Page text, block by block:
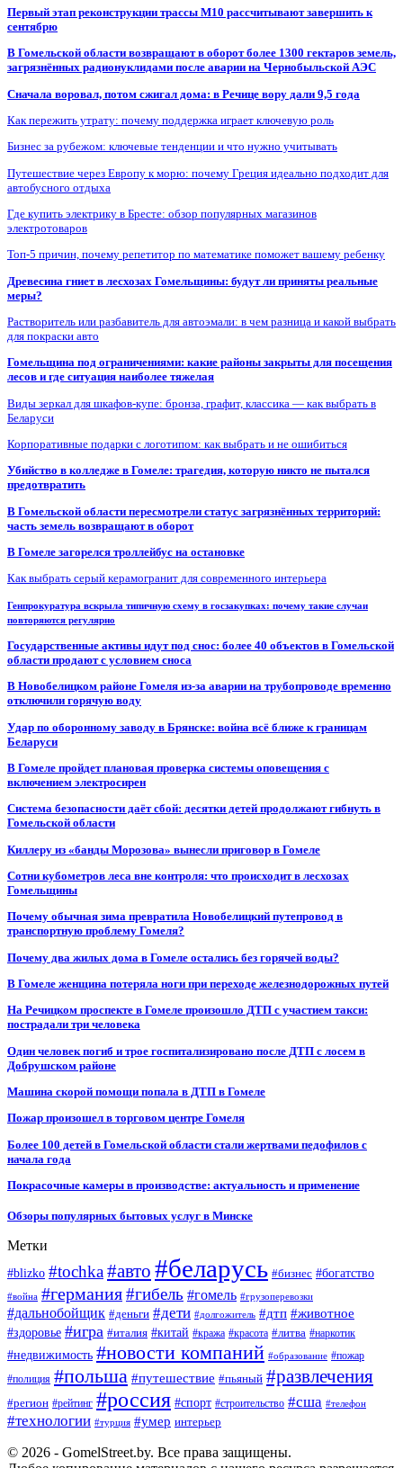
Первый этап реконструкции трассы М10 рассчитывают завершить к
сентябрю
В Гомельской области возвращают в оборот более 1300 гектаров земель,
загрязнённых радионуклидами после аварии на Чернобыльской АЭС
Сначала воровал, потом сжигал дома: в Речице вору дали 9,5 года
Как пережить утрату: почему поддержка играет ключевую роль
Бизнес за рубежом: ключевые тенденции и что нужно учитывать
Путешествие через Европу к морю: почему Греция идеально подходит для
автобусного отдыха
Где купить электрику в Бресте: обзор популярных магазинов
электротоваров
Топ-5 причин, почему репетитор по математике поможет вашему ребенку
Древесина гниет в лесхозах Гомельщины: будут ли приняты реальные
меры?
Растворитель или разбавитель для автоэмали: в чем разница и какой выбрать
для покраски авто
Гомельщина под ограничениями: какие районы закрыты для посещения
лесов и где ситуация наиболее тяжелая
Виды зеркал для шкафов-купе: бронза, графит, классика — как выбрать в
Беларуси
Корпоративные подарки с логотипом: как выбрать и не ошибиться
Убийство в колледже в Гомеле: трагедия, которую никто не пытался
предотвратить
В Гомельской области пересмотрели статус загрязнённых территорий:
часть земель возвращают в оборот
В Гомеле загорелся троллейбус на остановке
Как выбрать серый керамогранит для современного интерьера
Генпрокуратура вскрыла типичную схему в госзакупках: почему такие случаи
повторяются регулярно
Государственные активы идут под снос: более 40 объектов в Гомельской
области продают с условием сноса
В Новобелицком районе Гомеля из-за аварии на трубопроводе временно
отключили горячую воду
Удар по оборонному заводу в Брянске: война всё ближе к границам
Беларуси
В Гомеле пройдет плановая проверка системы оповещения с
включением электросирен
Система безопасности даёт сбой: десятки детей продолжают гибнуть в
Гомельской области
Киллеру из «банды Морозова» вынесли приговор в Гомеле
Сотни кубометров леса вне контроля: что происходит в лесхозах
Гомельщины
Почему обычная зима превратила Новобелицкий путепровод в
транспортную проблему Гомеля?
Почему два жилых дома в Гомеле остались без горячей воды?
В Гомеле женщина потеряла ноги при переходе железнодорожных путей
На Речицком проспекте в Гомеле произошло ДТП с участием такси:
пострадали три человека
Один человек погиб и трое госпитализировано после ДТП с лосем в
Добрушском районе
Машина скорой помощи попала в ДТП в Гомеле
Пожар произошел в торговом центре Гомеля
Более 100 детей в Гомельской области стали жертвами педофилов с
начала года
Покрасочные камеры в производстве: актуальность и применение
Обзоры популярных бытовых услуг в Минске
Метки
#blizko #tochka#авто #беларусь #бизнес #богатство
#война #германия#гибель #гомель #грузоперевозки
#дальнобойщик #деньги #дети #долгожитель #дтп #животное
#здоровье #игра #италия #китай #кража #красота #литва #наркотик
#недвижимость #новости компаний #образование #пожар
#полиция #польша #путешествие #пьяный #развлечения
#регион #рейтинг #россия #спорт #строительство #сша #телефон
#технологии #турция #умер интерьер
© 2026 - GomelStreet.by. Все права защищены.